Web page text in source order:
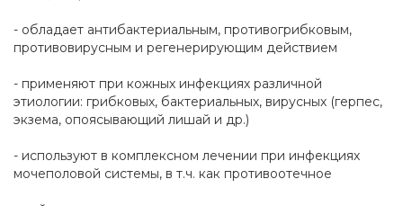
- обладает антибактериальным, противогрибковым,
противовирусным и регенерирующим действием
- применяют при кожных инфекциях различной
этиологии: грибковых, бактериальных, вирусных (герпес,
экзема, опоясывающий лишай и др.)
- используют в комплексном лечении при инфекциях
мочеполовой системы, в т.ч. как противоотечное